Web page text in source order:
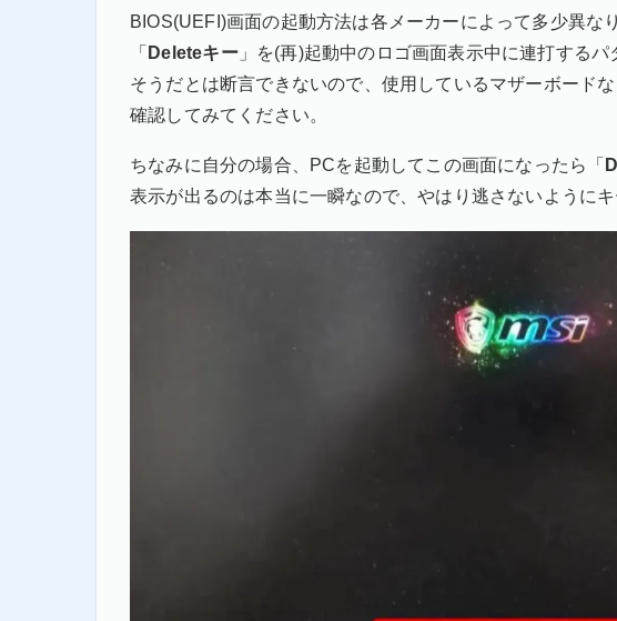
BIOS(UEFI)画面の起動方法は各メーカーによって多少異な
「 Deleteキー」を(再)起動中のロゴ画面表示中に連打する
そうだとは断言できないので、使用しているマザーボード
確認してみてください。
ちなみに自分の場合、PCを起動してこの画面になったら「
表示が出るのは本当に一瞬なので、やはり逃さないように